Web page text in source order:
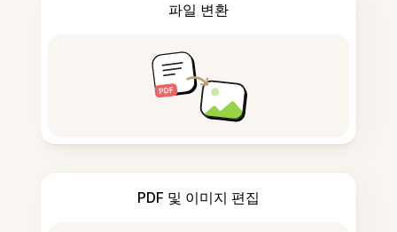
파일 변환
PDF 및 이미지 편집